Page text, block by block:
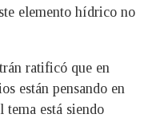
elemento hídrico no
ratificó que en
están pensando en
está siendo